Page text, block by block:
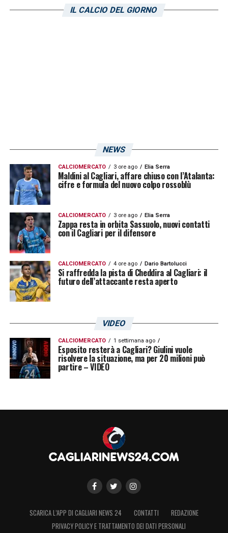
IL CALCIO DEL GIORNO
NEWS
CALCIOMERCATO 3 ore ago Elia Serra
Maldini al Cagliari, affare chiuso con l’Atalanta:
cifre e formula del nuovo colpo rossoblù
CALCIOMERCATO 3 ore ago Elia Serra
Zappa resta in orbita Sassuolo, nuovi contatti
con il Cagliari per il difensore
CALCIOMERCATO 4 ore ago Dario Bartolucci
Si raffredda la pista di Cheddira al Cagliari: il
futuro dell’attaccante resta aperto
VIDEO
CALCIOMERCATO 1 settimana ago
Esposito resterà a Cagliari? Giulini vuole
risolvere la situazione, ma per 20 milioni può
partire – VIDEO
SCARICA L’APP DI CAGLIARI NEWS 24 CONTATTI
REDAZIONE
PRIVACY POLICY E TRATTAMENTO DEI DATI PERSONALI